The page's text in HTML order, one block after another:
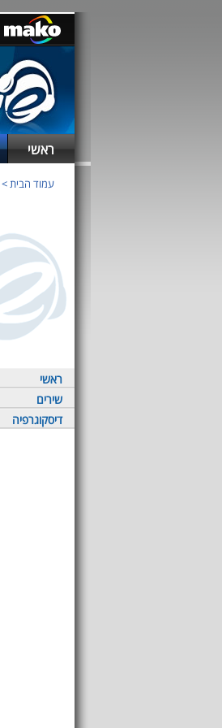
ראשי
עמוד הבית>
ראשי
שירים
דיסקוגרפיה